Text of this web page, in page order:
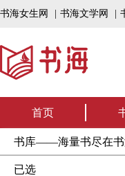
书海女生网 书海文学网
首页
书库——海量书尽在书
已选